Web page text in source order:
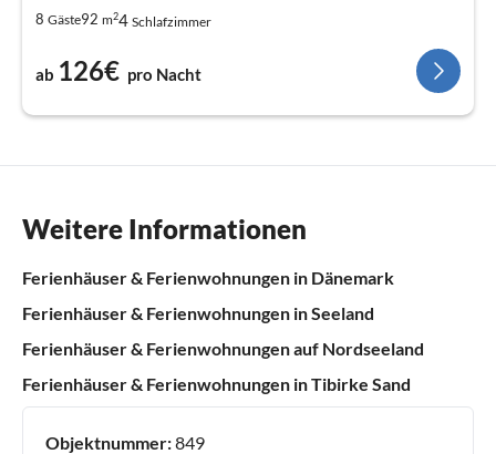
8 Gäste92 m24 Schlafzimmer
ab 126€ pro Nacht
Weitere Informationen
Ferienhäuser & Ferienwohnungen in Dänemark
Ferienhäuser & Ferienwohnungen in Seeland
Ferienhäuser & Ferienwohnungen auf Nordseeland
Ferienhäuser & Ferienwohnungen in Tibirke Sand
Objektnummer:849